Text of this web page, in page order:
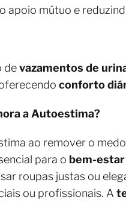
apoio mútuo e
devazamentos de
conforto
a Autoestima?
ao remover o
para o bem-
roupas justas ou
ou profissionais. A